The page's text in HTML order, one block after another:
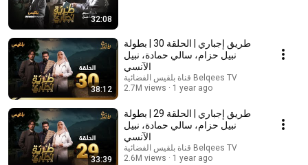
32:08
38:12
طريق إجباري | الحلقة 30 | بطولة
نبيل حزام، سالي حمادة، نبيل
الآنسي
قناة بلقيس الفضائية Belqees TV
2.7M views
1 year ago
33:39
طريق إجباري | الحلقة 29 | بطولة
نبيل حزام، سالي حمادة، نبيل
الآنسي
قناة بلقيس الفضائية Belqees TV
2.6M views
1 year ago